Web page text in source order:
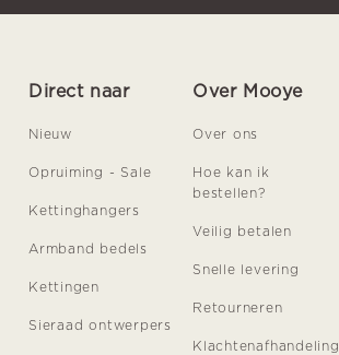
Direct naar
Nieuw
Opruiming - Sale
Kettinghangers
Armband bedels
Kettingen
Sieraad ontwerpers
Over Mooye
Over ons
Hoe kan ik
bestellen?
Veilig betalen
Snelle levering
Retourneren
Klachtenafhandeling